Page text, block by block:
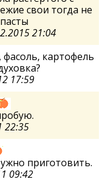
свои тогда не
21:04
картофель
17:59
22:35
приготовить.
09:42